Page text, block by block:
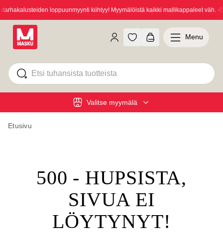
loppuunmyynti kiihtyy! Myymälöistä kaikki mallikappaleet väh. -
Valitse myymälä
Menu
Etusivu
500 - HUPSISTA,
SIVUA EI
LÖYTYNYT!